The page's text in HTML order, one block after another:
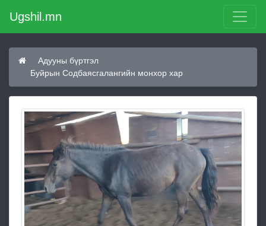
Ugshil.mn
Адууны бүртгэл
Буйрын Содбаясгалангийн монхор хар